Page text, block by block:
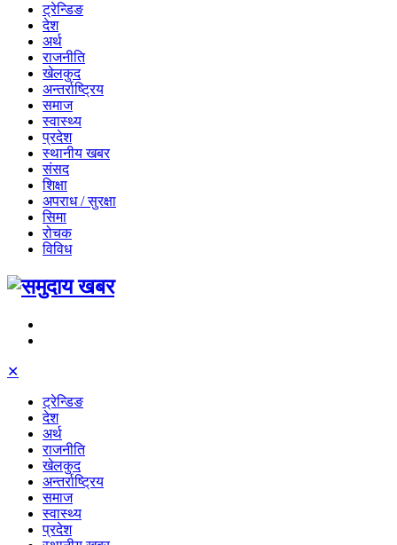
ट्रेन्डिङ
देश
अर्थ
राजनीति
खेलकुद
अन्तर्राष्ट्रिय
समाज
स्वास्थ्य
प्रदेश
स्थानीय खबर
संसद
शिक्षा
अपराध / सुरक्षा
सिमा
रोचक
विविध
✕
ट्रेन्डिङ
देश
अर्थ
राजनीति
खेलकुद
अन्तर्राष्ट्रिय
समाज
स्वास्थ्य
प्रदेश